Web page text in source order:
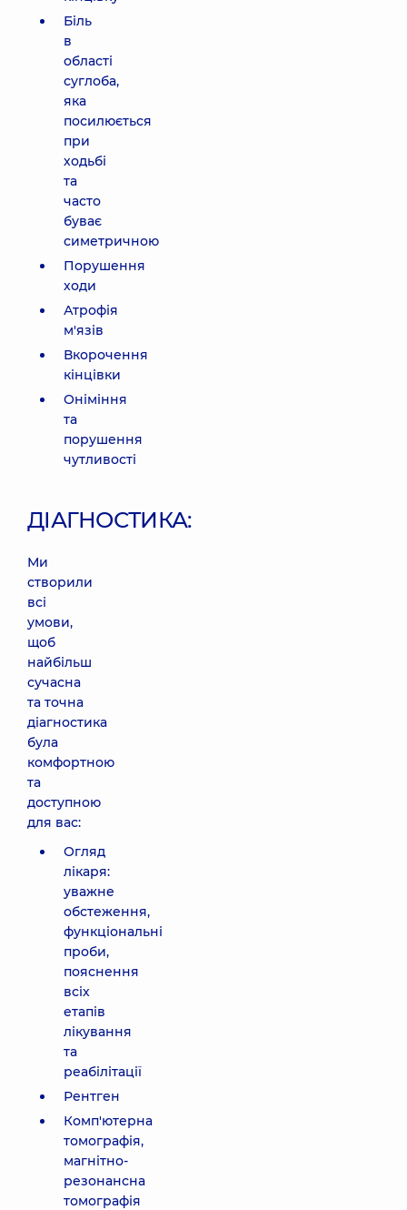
Біль
в
області
суглоба,
яка
посилюється
при
ходьбі
та
часто
буває
симетричною
Порушення
ходи
Атрофія
м'язів
Вкорочення
кінцівки
Оніміння
та
порушення
чутливості
ДІАГНОСТИКА:
Ми
створили
всі
умови,
щоб
найбільш
сучасна
та точна
діагностика
була
комфортною
та
доступною
для вас:
Огляд
лікаря:
уважне
обстеження,
функціональні
проби,
пояснення
всіх
етапів
лікування
та
реабілітації
Рентген
Комп'ютерна
томографія,
магнітно-
резонансна
томографія